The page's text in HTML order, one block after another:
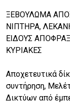
ΞΕΒΟΥΛΩΜΑ
ΝΙΠΤΗΡΑ,
ΕΙΔΟΥΣ
ΚΥΡΙΑΚΕΣ
Αποχετευτικά
συντήρηση,
Δικτύων από